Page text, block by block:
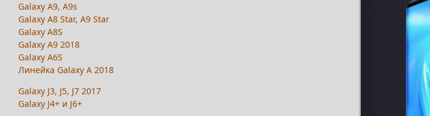
Galaxy A9, A9s
Galaxy A8 Star, A9 Star
Galaxy A8S
Galaxy A9 2018
Galaxy A6S
Линейка Galaxy A 2018
Galaxy J3, J5, J7 2017
Galaxy J4+ и J6+